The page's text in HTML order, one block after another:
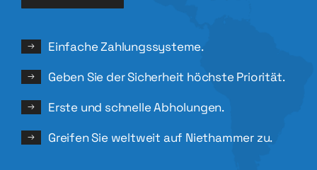
Einfache Zahlungssysteme.
Geben Sie der Sicherheit höchste Priorität.
Erste und schnelle Abholungen.
Greifen Sie weltweit auf Niethammer zu.